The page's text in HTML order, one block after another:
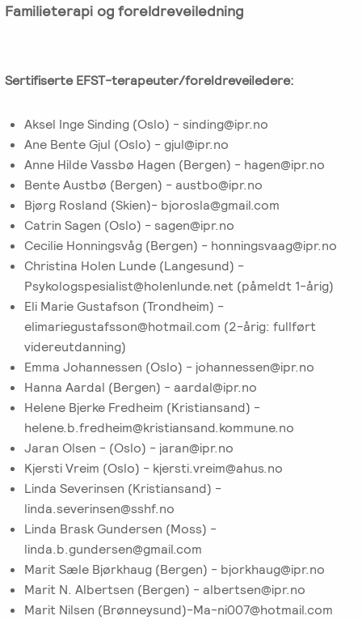
Familieterapi og foreldreveiledning
Sertifiserte EFST-terapeuter/foreldreveiledere:
Aksel Inge Sinding (Oslo) - sinding@ipr.no
Ane Bente Gjul (Oslo) - gjul@ipr.no
Anne Hilde Vassbø Hagen (Bergen) - hagen@ipr.no
Bente Austbø (Bergen) - austbo@ipr.no
Bjørg Rosland (Skien)- bjorosla@gmail.com
Catrin Sagen (Oslo) - sagen@ipr.no
Cecilie Honningsvåg (Bergen) - honningsvaag@ipr.no
Christina Holen Lunde (Langesund) -
Psykologspesialist@holenlunde.net (påmeldt 1-årig)
Eli Marie Gustafson (Trondheim) -
elimariegustafsson@hotmail.com (2-årig: fullført
videreutdanning)
Emma Johannessen (Oslo) - johannessen@ipr.no
Hanna Aardal (Bergen) - aardal@ipr.no
Helene Bjerke Fredheim (Kristiansand) -
helene.b.fredheim@kristiansand.kommune.no
Jaran Olsen - (Oslo) - jaran@ipr.no
Kjersti Vreim (Oslo) - kjersti.vreim@ahus.no
Linda Severinsen (Kristiansand) -
linda.severinsen@sshf.no
Linda Brask Gundersen (Moss) -
linda.b.gundersen@gmail.com
Marit Sæle Bjørkhaug (Bergen) - bjorkhaug@ipr.no
Marit N. Albertsen (Bergen) - albertsen@ipr.no
Marit Nilsen (Brønneysund)-Ma-ni007@hotmail.com